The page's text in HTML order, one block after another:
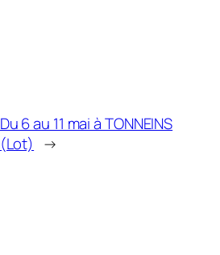
Du 6 au 11 mai à TONNEINS
(Lot) →